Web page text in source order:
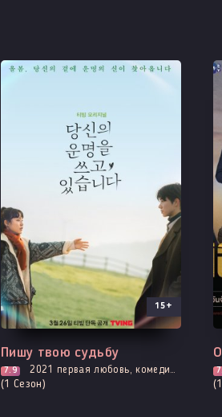
Все серии
15+
Пишу твою судьбу
7.9 2021 первая любовь, комедия, мелодрама, броманс, романтика, фэнтези
(1 Сезон)